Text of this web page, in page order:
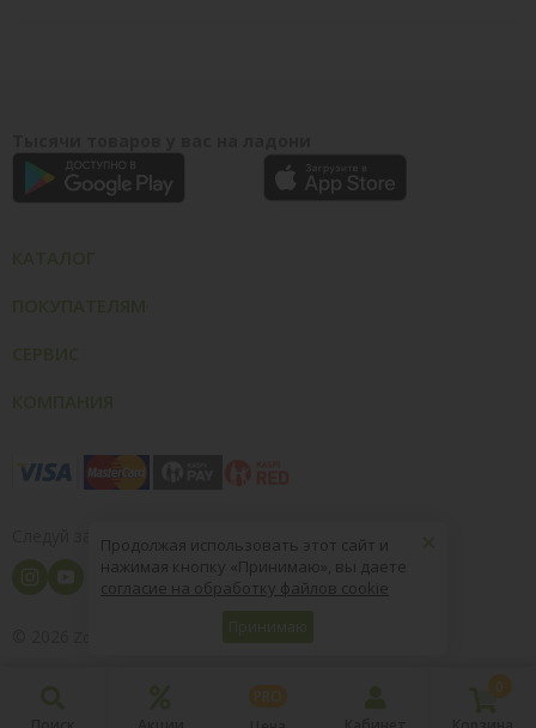
Следуй за нами
8 (800) 004-09-40
PRO
0
×
Продолжая использовать этот сайт и
нажимая кнопку «Принимаю», вы даете
согласие на обработку файлов cookie
Принимаю